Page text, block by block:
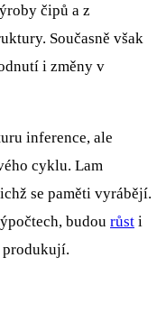
čipů a z
Současně však
i změny v
inference, ale
cyklu. Lam
se paměti vyrábějí.
budou růst i
produkují.